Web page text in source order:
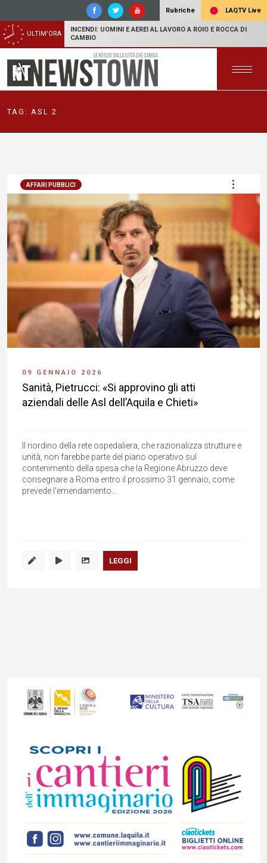
Rubriche LAQTV Live
ULTIM'ORA
INCENDI: UOMINI E AEREI AL LAVORO A ROIO E ROCCA DI
CAMBIO
TAG: ASL 2
AFFARI PUBBLICI
09 GENNAIO 2026
Sanità, Pietrucci: «Si approvino gli atti
aziendali delle Asl dell’Aquila e Chieti»
Il riordino della rete ospedaliera, che razionalizza strutture e
unità, non farebbe parte del piano operativo sul
contenimento della spesa che la Regione Abruzzo deve
consegnare a Roma entro il prossimo 31 gennaio, come
prevede l'emendamento...
LEGGI